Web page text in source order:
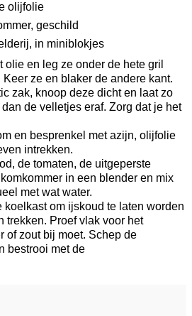
olijfolie
geschild
in miniblokjes
olie en leg ze onder de hete gril
ze en blaker de andere kant.
zak, knoop deze dicht en laat zo
de velletjes eraf. Zorg dat je het
en besprenkel met azijn, olijfolie
intrekken.
de tomaten, de uitgeperste
in een blender en mix
met wat water.
koelkast om ijskoud te laten worden
trekken. Proef vlak voor het
of zout bij moet. Schep de
bestrooi met de